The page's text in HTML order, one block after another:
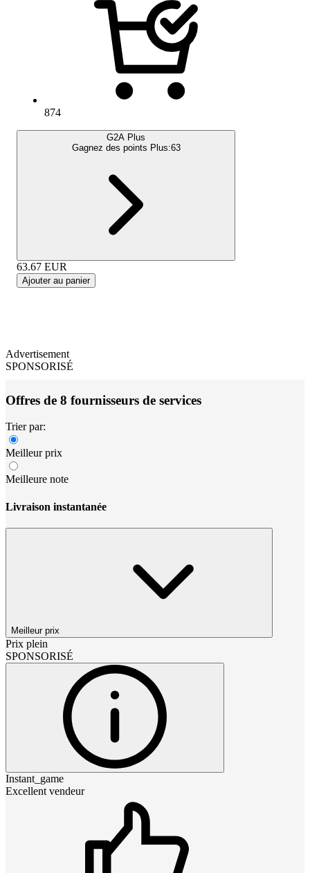
874
G2A Plus
Gagnez des points Plus:63
63.67 EUR
Ajouter au panier
Advertisement
SPONSORISÉ
Offres de 8 fournisseurs de services
Trier par:
Meilleur prix
Meilleure note
Livraison instantanée
Meilleur prix
Prix plein
SPONSORISÉ
Instant_game
Excellent vendeur